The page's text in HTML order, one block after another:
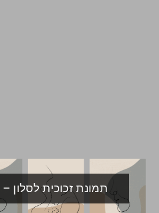
תמונת זכוכית לסלון – DRG-007